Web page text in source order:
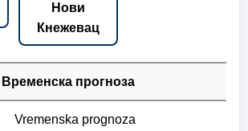
Нови
Кнежевац
Временска прогноза